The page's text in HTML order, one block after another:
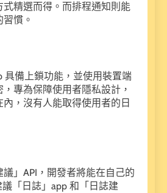
式精選而得。而排程通知則能
慣。
具備上鎖功能，並使用裝置端
專為保障使用者隱私設計，
，沒有人能取得使用者的日
」API，開發者將能在自己的
「日誌」app 和「日誌建